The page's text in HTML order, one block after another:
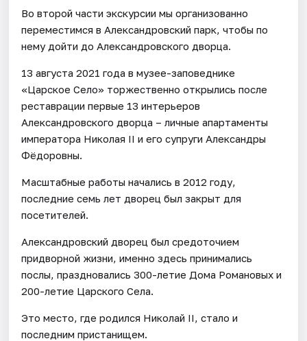
Во второй части экскурсии мы организованно
переместимся в Александровский парк, чтобы по
нему дойти до Александровского дворца.
13 августа 2021 года в музее-заповеднике
«Царское Село» торжественно открылись после
реставрации первые 13 интерьеров
Александровского дворца – личные апартаменты
императора Николая II и его супруги Александры
Фёдоровны.
Масштабные работы начались в 2012 году,
последние семь лет дворец был закрыт для
посетителей.
Александровский дворец был средоточием
придворной жизни, именно здесь принимались
послы, праздновались 300-летие Дома Романовых и
200-летие Царского Села.
Это место, где родился Николай II, стало и
последним пристанищем.